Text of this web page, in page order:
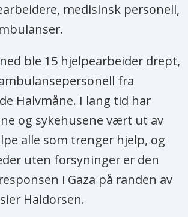
medisinsk personell,
ble 15 hjelpearbeider drept,
fra
Halvmåne. I lang tid har
og sykehusene vært ut av
alle som trenger hjelp, og
uten forsyninger er den
i Gaza på randen av
Haldorsen.